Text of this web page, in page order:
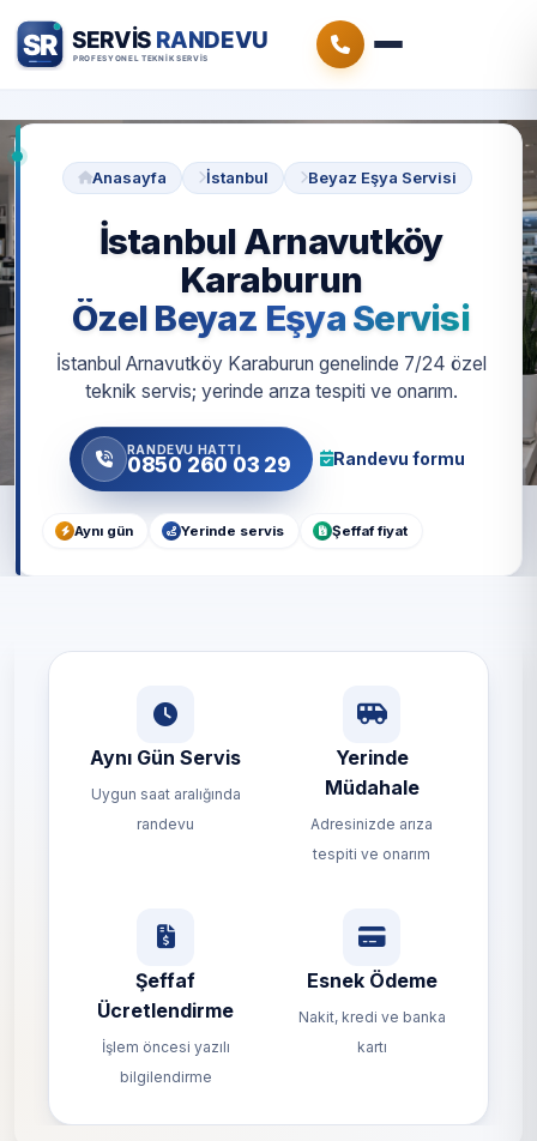
Anasayfa İstanbul Beyaz Eşya Servisi
İstanbul Arnavutköy
Karaburun
Özel Beyaz Eşya Servisi
İstanbul Arnavutköy Karaburun genelinde 7/24 özel
teknik servis; yerinde arıza tespiti ve onarım.
RANDEVU HATTI
0850 260 03 29 Randevu formu
Aynı gün Yerinde servis Şeffaf fiyat
Aynı Gün Servis
Uygun saat aralığında
randevu
Yerinde
Müdahale
Adresinizde arıza
tespiti ve onarım
Şeffaf
Ücretlendirme
İşlem öncesi yazılı
bilgilendirme
Esnek Ödeme
Nakit, kredi ve banka
kartı